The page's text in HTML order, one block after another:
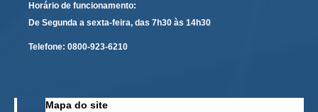
Leilão Público
Mapa do site
Pauta Digital
Horário de funcionamento:
De Segunda a sexta-feira, das 7h30 às 14h30
Telefone: 0800-923-6210
Mapa do site